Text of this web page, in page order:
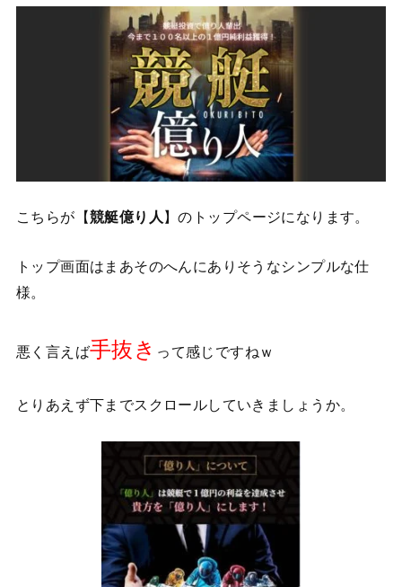
こちらが【競艇億り人 】のトップページになります。
トップ画面はまあそのへんにありそうなシンプルな仕
様。
悪く言えば手抜き って感じですねｗ
とりあえず下までスクロールしていきましょうか。